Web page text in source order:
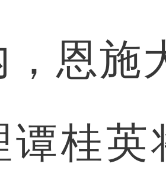
，恩施
谭桂英